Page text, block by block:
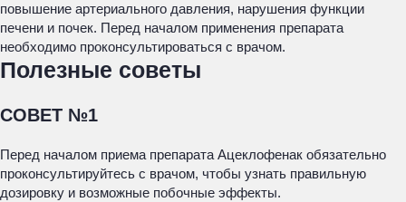
повышение артериального давления, нарушения функции
печени и почек. Перед началом применения препарата
необходимо проконсультироваться с врачом.
Полезные советы
СОВЕТ №1
Перед началом приема препарата Ацеклофенак обязательно
проконсультируйтесь с врачом, чтобы узнать правильную
дозировку и возможные побочные эффекты.